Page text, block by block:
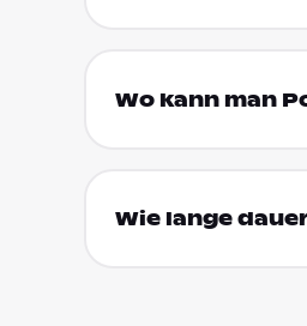
Wo kann man
Wie lange